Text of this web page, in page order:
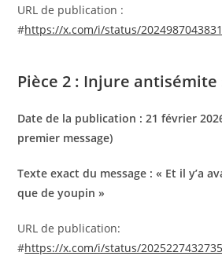
URL de publication :
#https://x.com/i/status/
Pièce 2 : Injure
Date de la publication : 21 février
premier message)
Texte exact du message : ​« Et il y’a
que de youpin »
URL de publication:
#https://x.com/i/status/